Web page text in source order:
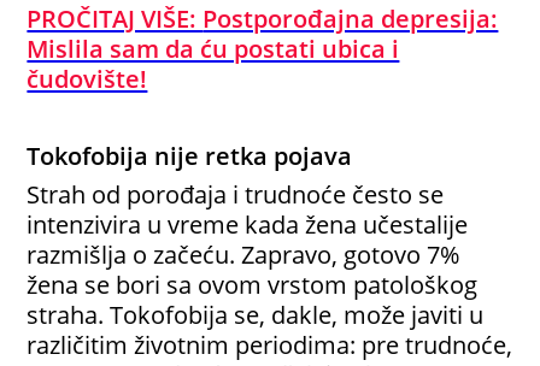
PROČITAJ VIŠE: Postporođajna depresija:
Mislila sam da ću postati ubica i
čudovište!
Tokofobija nije retka pojava
Strah od porođaja i trudnoće često se
intenzivira u vreme kada žena učestalije
razmišlja o začeću. Zapravo, gotovo 7%
žena se bori sa ovom vrstom patološkog
straha. Tokofobija se, dakle, može javiti u
različitim životnim periodima: pre trudnoće,